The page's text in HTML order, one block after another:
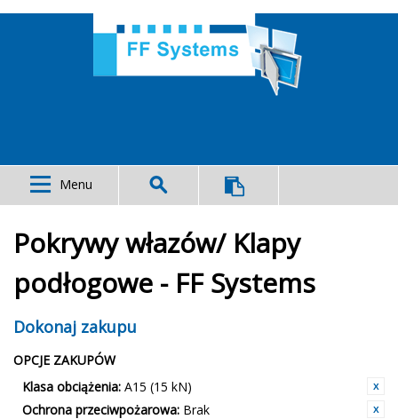
Menu
Pokrywy włazów/ Klapy
podłogowe - FF Systems
Dokonaj zakupu
OPCJE ZAKUPÓW
Klasa obciążenia: A15 (15 kN)
Ochrona przeciwpożarowa: Brak